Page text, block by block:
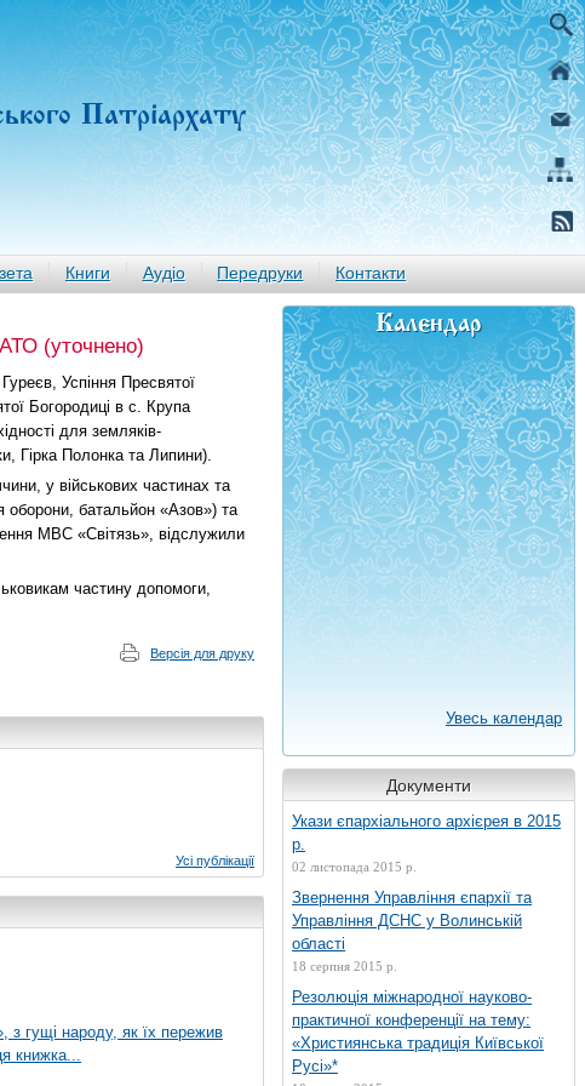
Патріархату
Книги Аудіо Передруки Контакти
(уточнено)
Успіння Пресвятої
Богородиці в с. Крупа
для земляків-
Гірка Полонка та Липини).
у військових частинах та
оборони, батальйон «Азов») та
МВС «Світязь», відслужили
частину допомоги,
Версія для друку
Усі публікації
з гущі народу, як їх пережив
книжка...
Календар
Увесь календар
Документи
Укази єпархіального архієрея в 2015
р.
02 листопада 2015 р.
Звернення Управління єпархії та
Управління ДСНС у Волинській
області
18 серпня 2015 р.
Резолюція міжнародної науково-
практичної конференції на тему:
«Християнська традиція Київської
Русі»*